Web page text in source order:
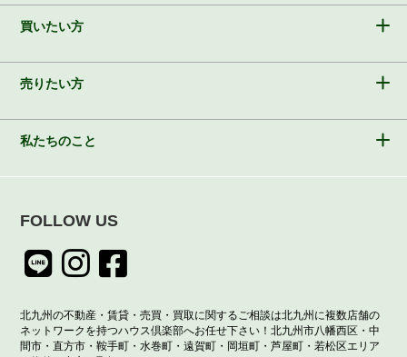
買いたい方
売りたい方
私たちのこと
FOLLOW US
北九州の不動産・賃貸・売買・買取に関するご相談は北九州に複数店舗の
ネットワークを持つハウス倶楽部へお任せ下さい！北九州市八幡西区・中
間市・直方市・鞍手町・水巻町・遠賀町・岡垣町・芦屋町・若松区エリア